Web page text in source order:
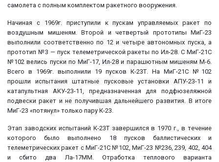
самолета с полным комплектом paкетного вооружения.
Начиная с 1969г. приступили к пускам управляемых ракет по
воздушным мишеням. Второй и четвертый прототипы МиГ-23
выполнили соответственно по 12 и четыре автономных пуска, а
прототип №3 — пуск телеметрической ракеты по Ил-28. С МиГ-21С
№102 велись пуски по МиГ-17, Ил-28 и парашютным мишеням М-6.
Всего в 1969г. выполнили 19 пусков К-23Т. На МиГ-21С №102
прошли испытания штатные пусковые установки АПУ-23-11 и
катапультная АКУ-23-11, предназначенная для подфюзеляжной
подвески ракет и не получившая дальнейшего развития. В итоге
МиГ-23 «потянул» только пару К-23.
Этап заводских испытаний К-23Т завершился в 1970 г., в течение
которого было выполнено 18 пусков баллистических и
телеметрических ракет с МиГ-21С №102, МиГ-23 №236, 239, 402, 404
и сбито два Ла-17ММ. Отработка теплового варианта